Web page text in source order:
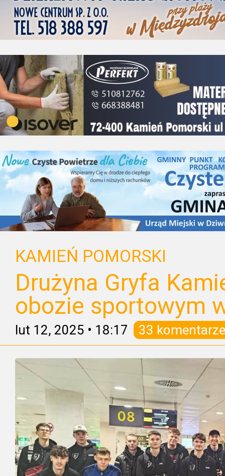
KAMIEŃ POMORSKI
Drużyna Gryfa
obozie sportowym
lut 12, 2025 • 18:17 33 komentarze